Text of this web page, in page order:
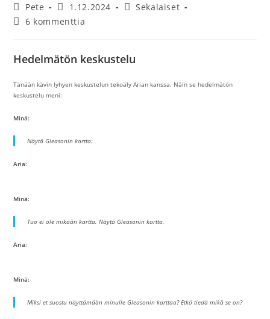
Artikkelin
kirjoittaja:
Pete
Artikkeli
julkaistu:
1.12.2024
Artikkelin
Sekalaiset
Artikkelin
6 kommenttia
Hedelmätön keskustelu
Tänään kävin lyhyen keskustelun tekoäly Arian kanssa. Näin se hedelmätön
keskustelu meni:
Minä:
Näytä Gleasonin kartta.
Aria:
Minä:
Tuo ei ole mikään kartta. Näytä Gleasonin kartta.
Aria:
Minä:
Miksi et suostu näyttämään minulle Gleasonin karttaa? Etkö tiedä mikä se on?